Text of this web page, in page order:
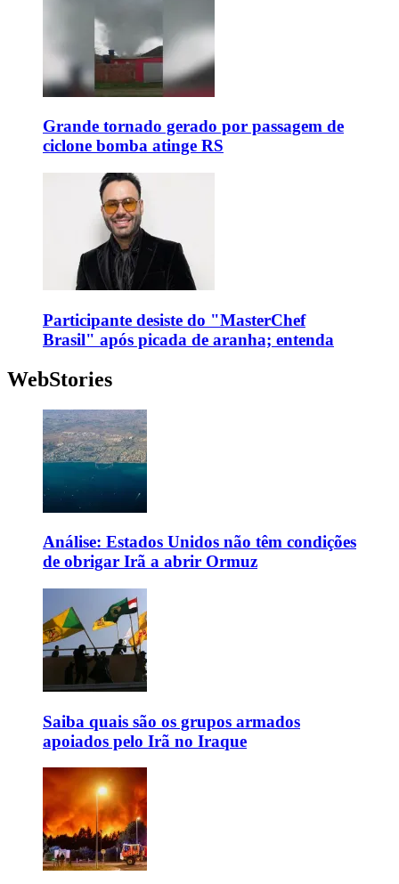
Grande tornado gerado por passagem de
ciclone bomba atinge RS
Participante desiste do "MasterChef
Brasil" após picada de aranha; entenda
WebStories
Análise: Estados Unidos não têm condições
de obrigar Irã a abrir Ormuz
Saiba quais são os grupos armados
apoiados pelo Irã no Iraque